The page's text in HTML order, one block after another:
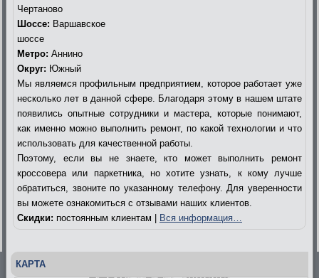
Чертаново
Шоссе: Варшавское
шоссе
Метро: Аннино
Округ: Южный
Мы являемся профильным предприятием, которое работает уже
несколько лет в данной сфере. Благодаря этому в нашем штате
появились опытные сотрудники и мастера, которые понимают,
как именно можно выполнить ремонт, по какой технологии и что
использовать для качественной работы.
Поэтому, если вы не знаете, кто может выполнить ремонт
кроссовера или паркетника, но хотите узнать, к кому лучше
обратиться, звоните по указанному телефону. Для уверенности
вы можете ознакомиться с отзывами наших клиентов.
Скидки: постоянным клиентам | Вся информация…
КАРТА